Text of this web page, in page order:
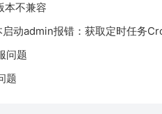
本不兼容
启动admin报错：获取定时任务
问题
题